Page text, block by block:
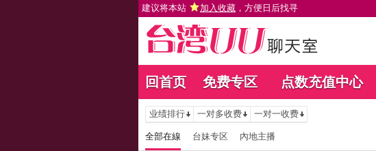
建议将本站 加入收藏 ，方便日后找寻
回首页 免费专区 点数充值中心
业绩排行 一对多收费 一对一收费
全部在線 台妹专区 內地主播